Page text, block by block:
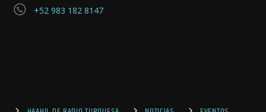
+52 983 182 8147